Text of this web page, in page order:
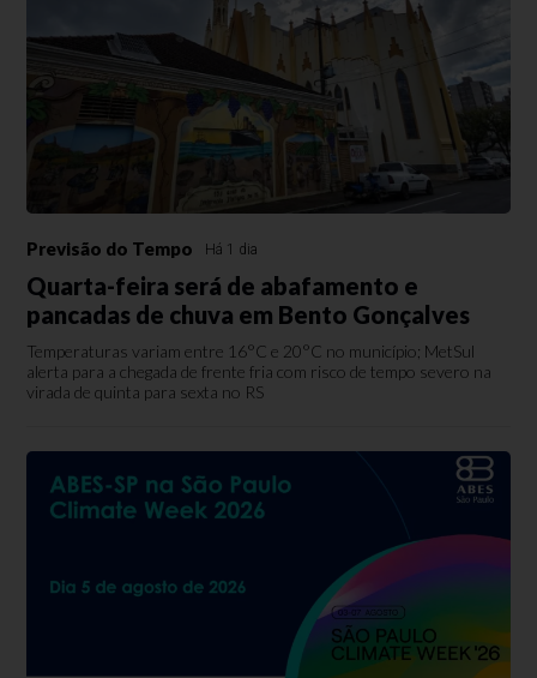
Previsão do Tempo Há 1 dia
Quarta-feira será de abafamento e
pancadas de chuva em Bento Gonçalves
Temperaturas variam entre 16°C e 20°C no município; MetSul
alerta para a chegada de frente fria com risco de tempo severo na
virada de quinta para sexta no RS